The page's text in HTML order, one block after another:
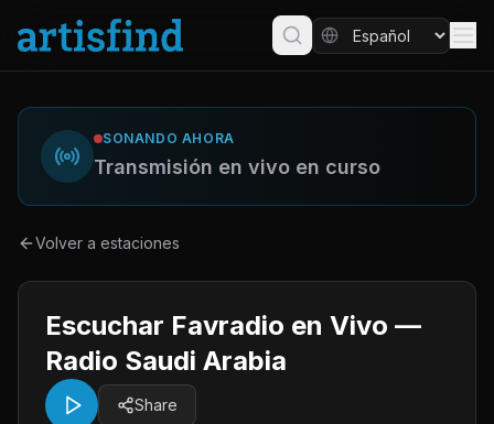
SONANDO AHORA
Transmisión en vivo en curso
Volver a estaciones
Escuchar Favradio en Vivo —
Radio Saudi Arabia
Share